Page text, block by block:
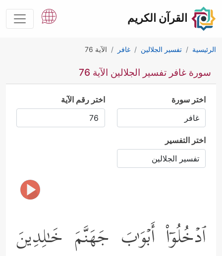
القرآن الكريم
الرئيسية تفسير الجلالين غافر الآية 76
سورة غافر تفسير الجلالين الآية 76
اختر سورة اختر رقم الآية
اختر التفسير
ٱدۡخُلُوۤاْ أَبۡوَ ٰ⁠بَ جَهَنَّمَ خَـٰلِدِینَ